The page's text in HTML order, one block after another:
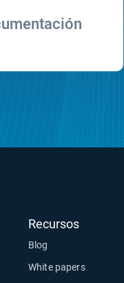
Recursos
Blog
White papers